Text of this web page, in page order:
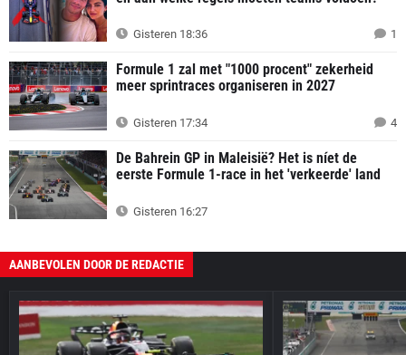
Gisteren 18:36 1
Formule 1 zal met "1000 procent" zekerheid
meer sprintraces organiseren in 2027
Gisteren 17:34 4
De Bahrein GP in Maleisië? Het is níet de
eerste Formule 1-race in het 'verkeerde' land
Gisteren 16:27
AANBEVOLEN DOOR DE REDACTIE